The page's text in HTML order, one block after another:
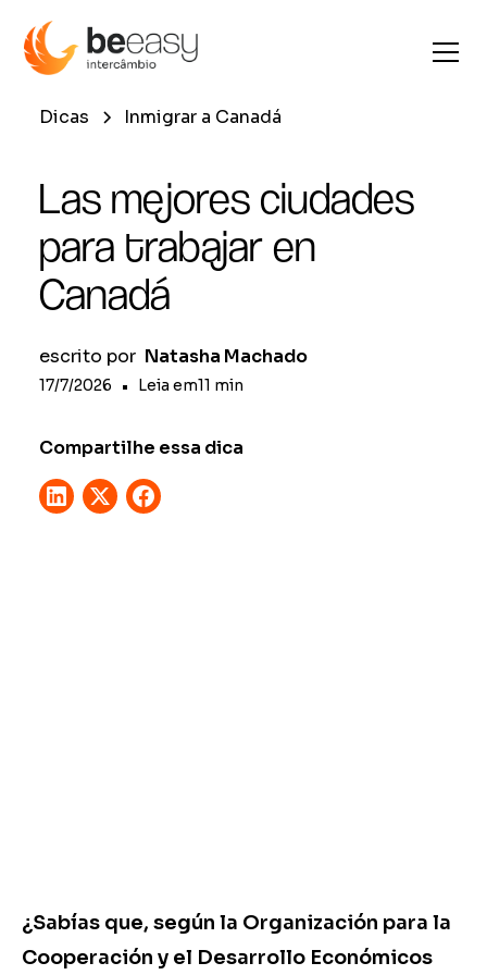
Dicas Inmigrar a Canadá
Las mejores ciudades
para trabajar en
Canadá
escrito por Natasha Machado
17/7/2026 • Leia em11 min
Compartilhe essa dica
¿Sabías que, según la Organización para la
Cooperación y el Desarrollo Económicos